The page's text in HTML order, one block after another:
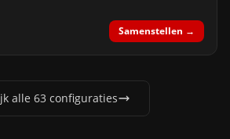
Samenstellen →
alle 63 configuraties